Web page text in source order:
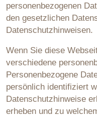
personenbezogenen
den gesetzlichen
Datenschutzhinweisen.
Wenn Sie diese
verschiedene
Personenbezogene
persönlich identifiziert
Datenschutzhinweise
erheben und zu